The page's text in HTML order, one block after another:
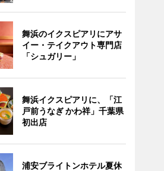
舞浜のイクスピアリにアサ
イー・テイクアウト専門店
「シュガリー」
舞浜イクスピアリに、「江
戸前うなぎ かわ祥」千葉県
初出店
浦安ブライトンホテル夏休